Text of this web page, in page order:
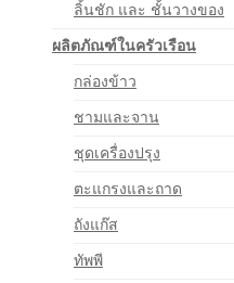
ลิ้นชัก และ ชั้นวางของ
ผลิตภัณฑ์ในครัวเรือน
กล่องข้าว
ชามและจาน
ชุดเครื่องปรุง
ตะแกรงและถาด
ถังแก๊ส
ทัพพี